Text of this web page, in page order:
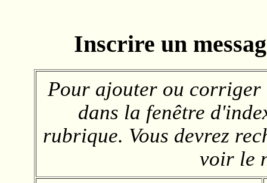
Inscrire un
Pour ajouter ou corriger
dans la fenêtre
rubrique. Vous devrez
voir le